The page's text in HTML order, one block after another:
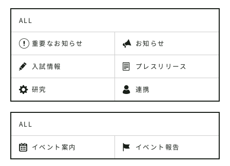
ALL
重要なお知らせ お知らせ
入試情報 プレスリリース
研究 連携
ALL
イベント案内 イベント報告